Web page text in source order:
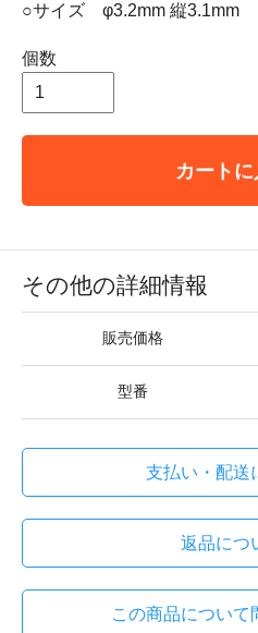
○サイズ φ3.2mm 縦3.1mm
個数
カート
その他の詳細情報
販売価格
型番
支払い・配送
返品につ
この商品について